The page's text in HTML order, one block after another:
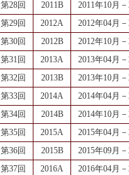
第28回
2011B
2011年10月
第29回
2012A
2012年04月
第30回
2012B
2012年10月
第31回
2013A
2013年04月
第32回
2013B
2013年10月
第33回
2014A
2014年04月
第34回
2014B
2014年10月
第35回
2015A
2015年04月
第36回
2015B
2015年09月
第37回
2016A
2016年04月